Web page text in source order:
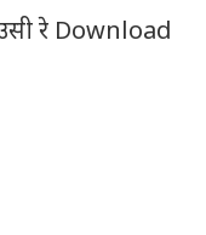
रे Download